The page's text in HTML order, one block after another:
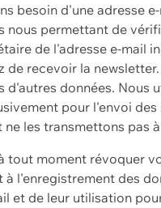
besoin d'une adresse
nous permettant de
de l'adresse e-mail
de recevoir la
d'autres données. Nous
pour l'envoi
ne les transmettons pas
tout moment révoquer
à l'enregistrement des
et de leur utilisation